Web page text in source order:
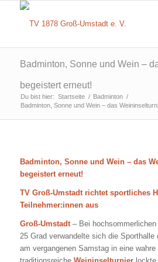
Badminton, Sonne und Wein –
begeistert erneut!
Du bist hier: Startseite / Badminton /
Badminton, Sonne und Wein – das
Badminton, Sonne und Wein – das
begeistert erneut!
TV Groß-Umstadt richtet sportliches
Teilnehmer:innen aus
Groß-Umstadt– Bei hochsommerlichen
25 Grad verwandelte sich die
am vergangenen Samstag in eine